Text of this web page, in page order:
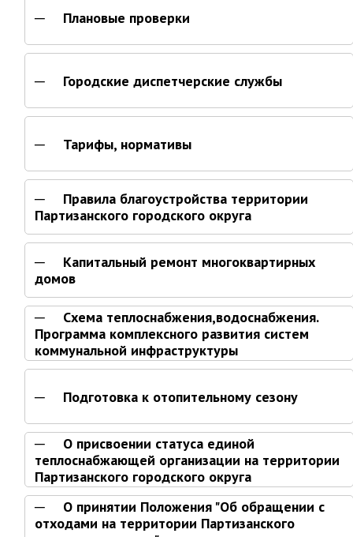
График приёма граждан
июнь 2026 г.
май 2026 г.
март 2026 г.
февраль 2026 г.
январь 2026 г.
декабрь 2025 г.
ноябрь 2025 г.
октябрь 2025 г.
август 2025 г.
июль 2025 г.
июнь 2025 г.
апрель 2025 г.
март 2025 г.
февраль 2025 г.
январь 2025 г.
Администрация
Плановые проверки
Городские диспетчерские службы
Тарифы, нормативы
Правила благоустройства территории
Партизанского городского округа
Капитальный ремонт многоквартирных
домов
Схема теплоснабжения,водоснабжения.
Программа комплексного развития систем
коммунальной инфраструктуры
Подготовка к отопительному сезону
О присвоении статуса единой
теплоснабжающей организации на территории
Партизанского городского округа
О принятии Положения "Об обращении с
отходами на территории Партизанского